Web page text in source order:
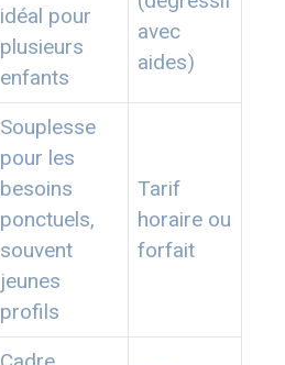
idéal pour
plusieurs
enfants
avec
aides)
Souplesse
pour les
besoins
ponctuels,
souvent
jeunes
profils
Tarif
horaire ou
forfait